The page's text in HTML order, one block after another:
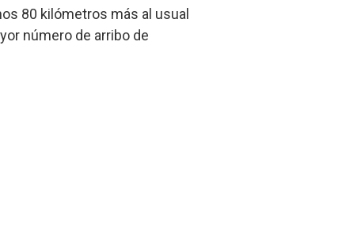
80 kilómetros más al usual
número de arribo de